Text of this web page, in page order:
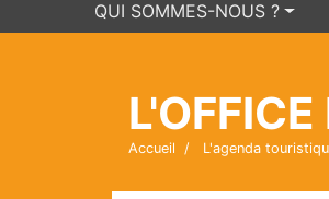
QUI SOMMES-NOUS ?
Accueil L'agenda